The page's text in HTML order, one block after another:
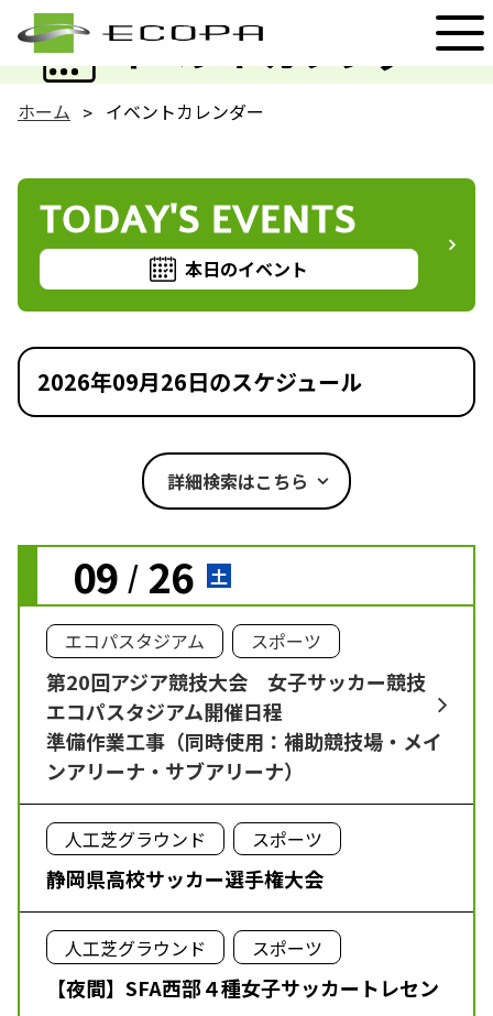
イベントカレンダー
EVENT
ホーム イベントカレンダー
TODAY'S EVENTS
本日のイベント
2026年09月26日のスケジュール
詳細検索はこちら
09 / 26 土
エコパスタジアム スポーツ
第20回アジア競技大会 女子サッカー競技
エコパスタジアム開催日程
準備作業工事（同時使用：補助競技場・メイ
ンアリーナ・サブアリーナ）
人工芝グラウンド スポーツ
静岡県高校サッカー選手権大会
人工芝グラウンド スポーツ
【夜間】SFA西部４種女子サッカートレセン